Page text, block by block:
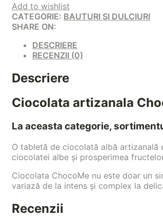
Add to wishlist
CATEGORIE: BAUTURI SI DULCIURI
SHARE ON:
DESCRIERE
RECENZII (0)
Descriere
Ciocolata artizanala
La aceasta categorie,
O tabletă de ciocolată albă artizanală
ciocolatei albe și prosperimea
Ciocolata ChocoMe nu este doar un
variază de la intens și complex la
Recenzii